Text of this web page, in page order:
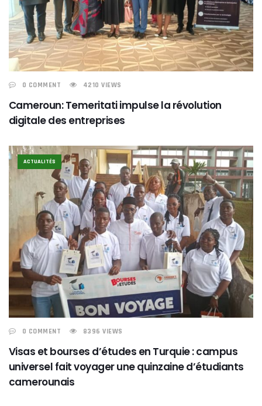
0 COMMENT 4210 VIEWS
Cameroun: Temeritati impulse la révolution
digitale des entreprises
ACTUALITÉS
0 COMMENT 8396 VIEWS
Visas et bourses d’études en Turquie : campus
universel fait voyager une quinzaine d’étudiants
camerounais